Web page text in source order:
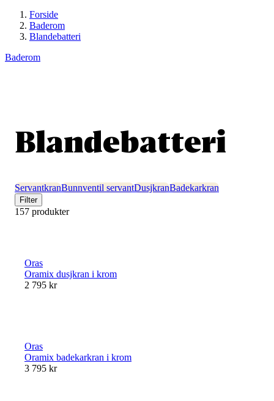
Forside
Baderom
Blandebatteri
Baderom
Blandebatteri
ServantkranBunnventil servantDusjkranBadekarkran
Filter
157 produkter
Oras
Oramix dusjkran i krom
2 795 kr
Oras
Oramix badekarkran i krom
3 795 kr